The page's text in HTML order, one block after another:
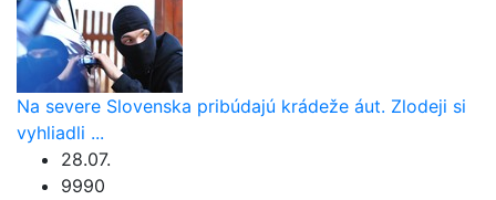
Na severe Slovenska pribúdajú krádeže áut. Zlodeji si
vyhliadli ...
28.07.
9990